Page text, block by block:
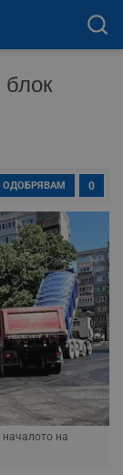
0
ОДОБРЯВАМ
началото на